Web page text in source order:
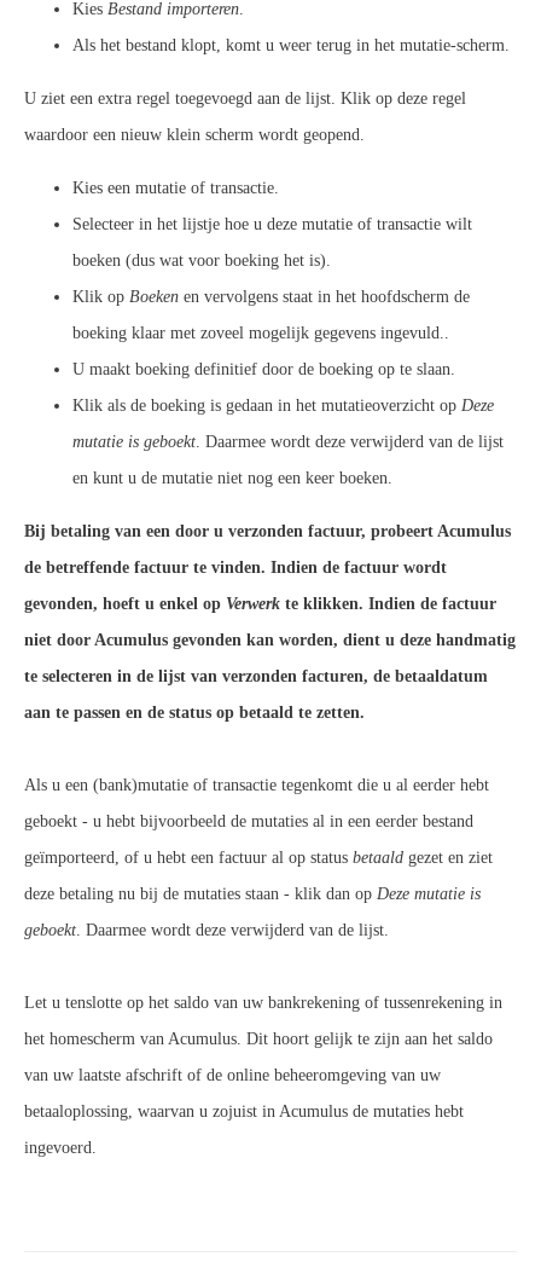
Kies Bestand importeren.
Als het bestand klopt, komt u weer terug in het mutatie-scherm.
U ziet een extra regel toegevoegd aan de lijst. Klik op deze regel
waardoor een nieuw klein scherm wordt geopend.
Kies een mutatie of transactie.
Selecteer in het lijstje hoe u deze mutatie of transactie wilt
boeken (dus wat voor boeking het is).
Klik op Boeken en vervolgens staat in het hoofdscherm de
boeking klaar met zoveel mogelijk gegevens ingevuld..
U maakt boeking definitief door de boeking op te slaan.
Klik als de boeking is gedaan in het mutatieoverzicht op Deze
mutatie is geboekt. Daarmee wordt deze verwijderd van de lijst
en kunt u de mutatie niet nog een keer boeken.
Bij betaling van een door u verzonden factuur, probeert Acumulus
de betreffende factuur te vinden. Indien de factuur wordt
gevonden, hoeft u enkel op Verwerk te klikken. Indien de factuur
niet door Acumulus gevonden kan worden, dient u deze handmatig
te selecteren in de lijst van verzonden facturen, de betaaldatum
aan te passen en de status op betaald te zetten.
Als u een (bank)mutatie of transactie tegenkomt die u al eerder hebt
geboekt - u hebt bijvoorbeeld de mutaties al in een eerder bestand
geïmporteerd, of u hebt een factuur al op status betaald gezet en ziet
deze betaling nu bij de mutaties staan - klik dan op Deze mutatie is
geboekt. Daarmee wordt deze verwijderd van de lijst.
Let u tenslotte op het saldo van uw bankrekening of tussenrekening in
het homescherm van Acumulus. Dit hoort gelijk te zijn aan het saldo
van uw laatste afschrift of de online beheeromgeving van uw
betaaloplossing, waarvan u zojuist in Acumulus de mutaties hebt
ingevoerd.